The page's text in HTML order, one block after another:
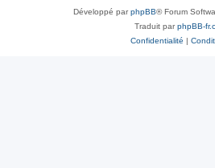
Développé parphpBB® Forum
Traduit parphpBB-
Confidentialité |